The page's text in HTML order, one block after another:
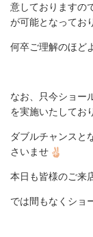
意しておりますの
が可能となってお
何卒ご理解のほど
なお、只今ショー
を実施いたしてお
ダブルチャンスと
さいませ
本日も皆様のご来
では間もなくショ